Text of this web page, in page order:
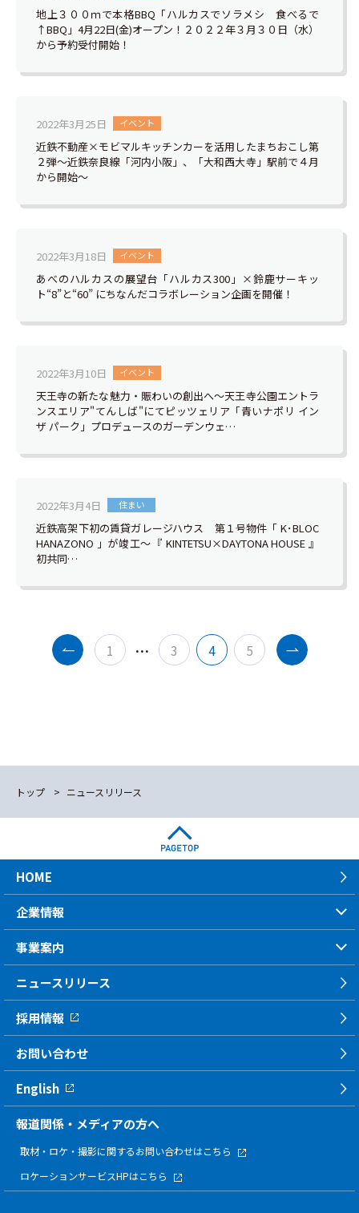
地上３００ｍで本格BBQ「ハルカスでソラメシ 食べるで
↑BBQ」4月22日(金)オープン！２０２２年３月３０日（水）
から予約受付開始！
2022年3月25日 イベント
近鉄不動産×モビマルキッチンカーを活用したまちおこし第
２弾～近鉄奈良線「河内小阪」、「大和西大寺」駅前で４月
から開始～
2022年3月18日 イベント
あべのハルカスの展望台「ハルカス300」×鈴鹿サーキッ
ト“8”と“60” にちなんだコラボレーション企画を開催！
2022年3月10日 イベント
天王寺の新たな魅力・賑わいの創出へ〜天王寺公園エントラ
ンスエリア"てんしば"にてピッツェリア「青いナポリ イン
ザ パーク」プロデュースのガーデンウェ…
2022年3月4日 住まい
近鉄高架下初の賃貸ガレージハウス 第１号物件「 K･BLOC
HANAZONO 」が竣工～『 KINTETSU×DAYTONA HOUSE 』
初共同…
1 … 3 4 5
トップ ニュースリリース
HOME
企業情報
事業案内
ニュースリリース
採用情報
お問い合わせ
English
報道関係・メディアの方へ
取材・ロケ・撮影に関するお問い合わせはこちら
ロケーションサービスHPはこちら